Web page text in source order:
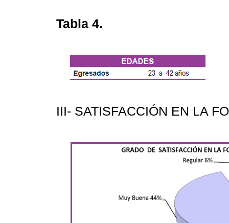
Tabla 4.
III- SATISFACCIÓN EN LA